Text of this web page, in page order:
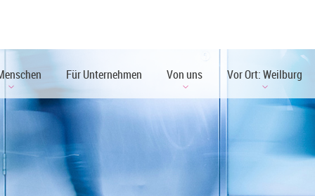
Für Unternehmen Von uns
Vor Ort: Weilburg